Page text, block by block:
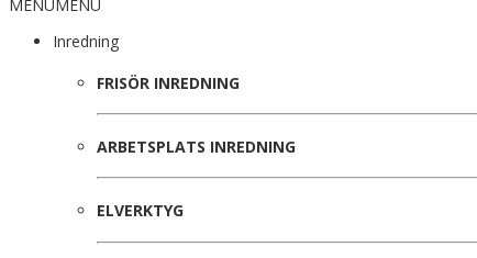
MENU MENU
Inredning
FRISÖR INREDNING
ARBETSPLATS INREDNING
ELVERKTYG